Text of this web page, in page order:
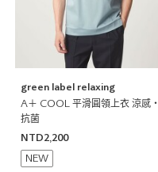
green label relaxing
A＋ COOL 平滑圓領上衣 涼感・
抗菌
NTD2,200
NEW